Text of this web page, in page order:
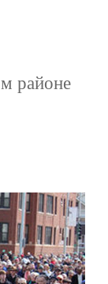
районе